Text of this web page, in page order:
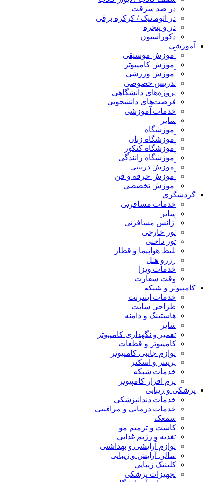
در ضد سرقت
در اتوماتیک / کرکره برقی
در و پنجره
دکوراسیون
آموزشی
آموزش موسیقی
آموزش کامپیوتر
آموزش ورزشی
تدریس خصوصی
پروژه‌های دانشگاهی
فرصت‌های دانشجویی
خدمات آموزشی
سایر
آموزشگاه
آموزشگاه زبان
آموزشگاه کنکور
آموزشگاه رانندگی
آموزش درسی
آموزش حرفه و فن
آموزش تخصصی
گردشگری
خدمات مسافرتی
سایر
آژانس مسافرتی
تور خارجی
تور داخلی
بلیط هواپیما و قطار
رزرو هتل
خدمات ویزا
وقت سفارت
کامپیوتر و شبکه
خدمات اینترنت
طراحی سایت
هاستینگ و دامنه
سایر
تعمیر و نگهداری کامپیوتر
کامپیوتر و قطعات
لوازم جانبی کامپیوتر
پرینتر و اسکنر
خدمات شبکه
نرم افزار کامپیوتر
پزشکی و زیبایی
خدمات دندانپزشکی
خدمات درمانی و مراقبتی
سمعک
کاشت و ترمیم مو
تغذیه و رژیم غذایی
لوازم آرایشی و بهداشتی
سالن آرایش و زیبایی
کلینیک زیبایی
تجهیزات پزشکی